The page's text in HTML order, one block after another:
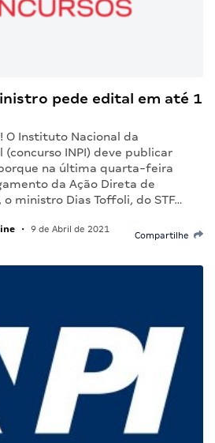
pede edital em até 1
O Instituto Nacional da
INPI) deve publicar
na última quarta-feira
da Ação Direta de
ministro Dias Toffoli, do STF…
• 9 de Abril de 2021
Compartilhe